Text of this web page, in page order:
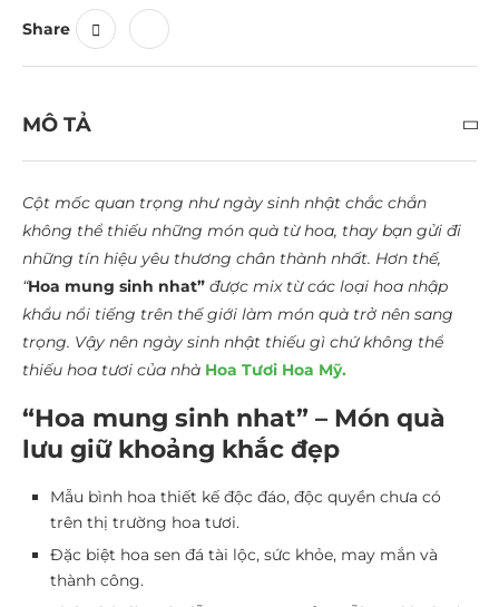
Share
MÔ TẢ
Cột mốc quan trọng như ngày sinh nhật chắc chắn
không thể thiếu những món quà từ hoa, thay bạn gửi đi
những tín hiệu yêu thương chân thành nhất. Hơn thế,
“Hoa mung sinh nhat” được mix từ các loại hoa nhập
khẩu nổi tiếng trên thế giới làm món quà trở nên sang
trọng. Vậy nên ngày sinh nhật thiếu gì chứ không thể
thiếu hoa tươi của nhà Hoa Tươi Hoa Mỹ.
“Hoa mung sinh nhat” – Món quà
lưu giữ khoảng khắc đẹp
Mẫu bình hoa thiết kế độc đáo, độc quyền chưa có
trên thị trường hoa tươi.
Đặc biệt hoa sen đá tài lộc, sức khỏe, may mắn và
thành công.